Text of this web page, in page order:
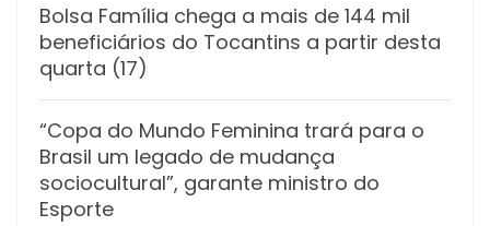
Bolsa Família chega a mais de 144 mil
beneficiários do Tocantins a partir desta
quarta (17)
“Copa do Mundo Feminina trará para o
Brasil um legado de mudança
sociocultural”, garante ministro do
Esporte